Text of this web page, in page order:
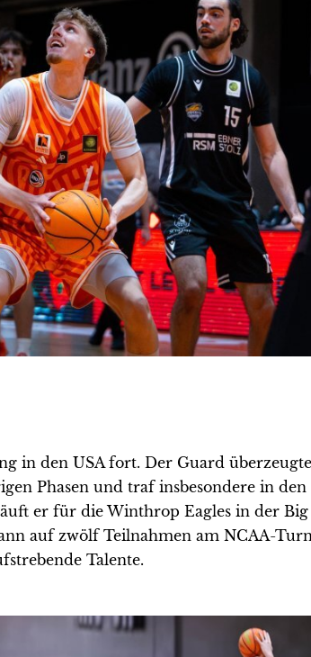
in den USA fort. Der Guard
Phasen und traf insbesondere in
er für die Winthrop Eagles in der
auf zwölf Teilnahmen am NCAA-
Talente.